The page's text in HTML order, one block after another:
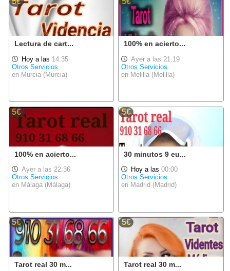
Lectura de cart...
Hoy a las 14:35
Otros Servicios
en Murcia (Murcia)
100% en acierto...
Ayer a las 21:19
Otros Servicios
en Melilla (Melilla)
5€
100% en acierto...
Ayer a las 22:36
Otros Servicios
en Málaga (Málaga)
5€
30 minutos 9 eu...
Hoy a las00:00
Otros Servicios
en Madrid (Madrid)
5€
Tarot real 30 m...
5€
Tarot real 30 m...